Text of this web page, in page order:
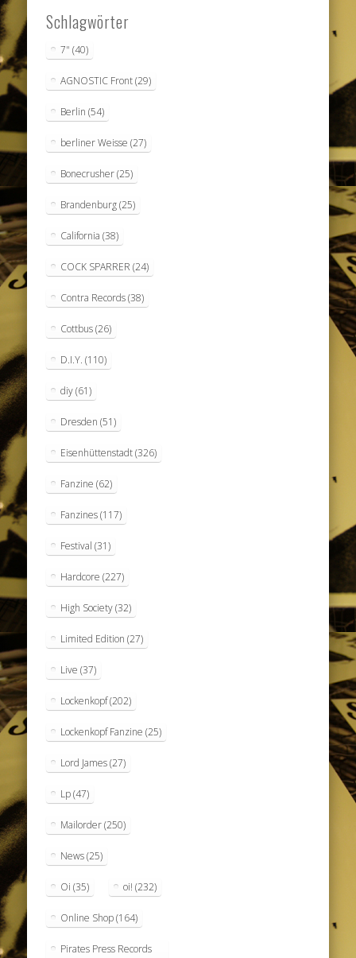
Schlagwörter
7" (40)
AGNOSTIC Front(29)
Berlin (54)
berliner Weisse (27)
Bonecrusher(25)
Brandenburg(25)
California (38)
COCK SPARRER (24)
Contra Records(38)
Cottbus(26)
D.I.Y. (110)
diy(61)
Dresden (51)
Eisenhüttenstadt(326)
Fanzine (62)
Fanzines(117)
Festival (31)
Hardcore (227)
High Society(32)
Limited Edition (27)
Live (37)
Lockenkopf(202)
Lockenkopf Fanzine (25)
Lord James(27)
Lp(47)
Mailorder(250)
News(25)
Oi (35) oi! (232)
Online Shop(164)
Pirates Press Records